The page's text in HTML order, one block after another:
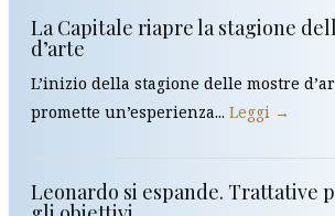
La Capitale riapre la stagione
d’arte
L’inizio della stagione delle mostre
promette un’esperienza... Leggi →
Leonardo si espande. Trattative